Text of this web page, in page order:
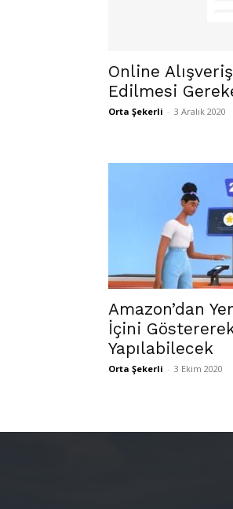
Online
Edilmesi
Orta Şekerli - 3 Aralık 2020
Amazon’dan
İçini
Yapılabilecek
Orta Şekerli - 3 Ekim 2020